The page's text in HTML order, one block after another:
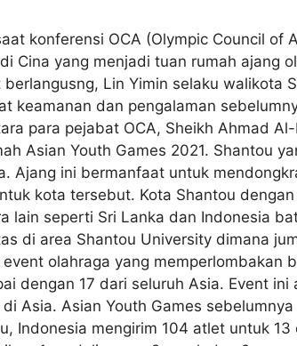
konferensi OCA (Olympic Council of
Cina yang menjadi tuan rumah ajang
Lin Yimin selaku walikota
keamanan dan pengalaman
para pejabat OCA, Sheikh Ahmad
Asian Youth Games 2021. Shantou
Ajang ini bermanfaat untuk
kota tersebut. Kota Shantou
seperti Sri Lanka dan Indonesia
di area Shantou University dimana
olahraga yang memperlombakan
dengan 17 dari seluruh Asia. Event ini
Asia. Asian Youth Games
Indonesia mengirim 104 atlet untuk 13